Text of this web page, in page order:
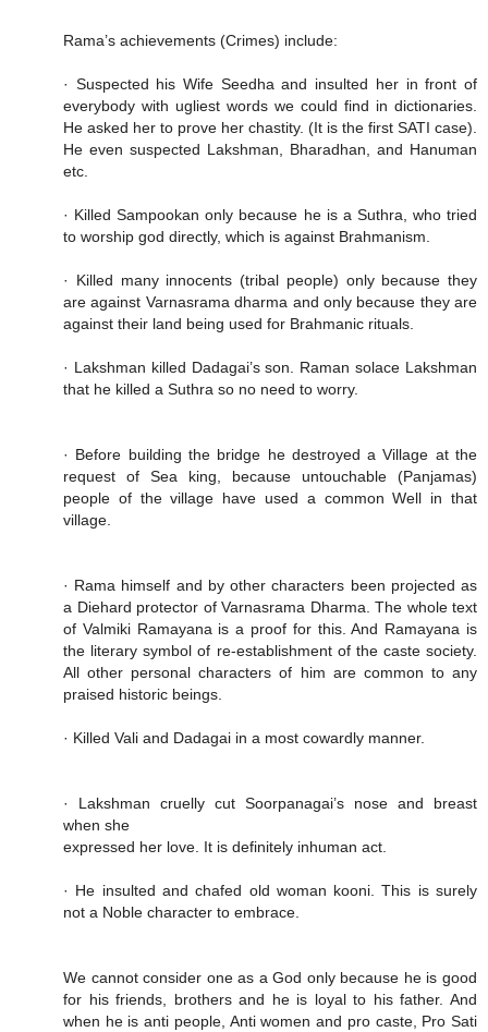
Rama’s achievements (Crimes) include:
· Suspected his Wife Seedha and insulted her in front of
everybody with ugliest words we could find in dictionaries.
He asked her to prove her chastity. (It is the first SATI case).
He even suspected Lakshman, Bharadhan, and Hanuman
etc.
· Killed Sampookan only because he is a Suthra, who tried
to worship god directly, which is against Brahmanism.
· Killed many innocents (tribal people) only because they
are against Varnasrama dharma and only because they are
against their land being used for Brahmanic rituals.
· Lakshman killed Dadagai’s son. Raman solace Lakshman
that he killed a Suthra so no need to worry.
· Before building the bridge he destroyed a Village at the
request of Sea king, because untouchable (Panjamas)
people of the village have used a common Well in that
village.
· Rama himself and by other characters been projected as
a Diehard protector of Varnasrama Dharma. The whole text
of Valmiki Ramayana is a proof for this. And Ramayana is
the literary symbol of re-establishment of the caste society.
All other personal characters of him are common to any
praised historic beings.
· Killed Vali and Dadagai in a most cowardly manner.
· Lakshman cruelly cut Soorpanagai’s nose and breast
when she
expressed her love. It is definitely inhuman act.
· He insulted and chafed old woman kooni. This is surely
not a Noble character to embrace.
We cannot consider one as a God only because he is good
for his friends, brothers and he is loyal to his father. And
when he is anti people, Anti women and pro caste, Pro Sati